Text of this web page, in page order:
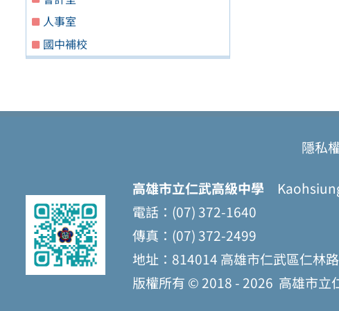
人事室
國中補校
隱私
高雄市立仁武高級中學
電話：(07) 372-1640
傳真：(07) 372-2499
地址：814014 高雄市仁武區仁林
版權所有 © 2018 - 2026 高雄市立